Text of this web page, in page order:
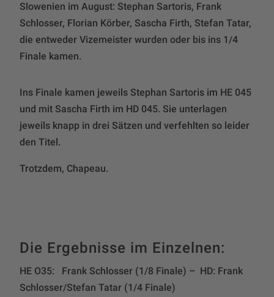
Slowenien im August: Stephan Sartoris, Frank
Schlosser, Florian Körber, Sascha Firth, Stefan Tatar,
die entweder Vizemeister wurden oder bis ins 1/4
Finale kamen.
Ins Finale kamen jeweils Stephan Sartoris im HE 045
und mit Sascha Firth im HD 045. Sie unterlagen
jeweils knapp in drei Sätzen und verfehlten so leider
den Titel.
Trotzdem, Chapeau.
Die Ergebnisse im Einzelnen:
HE O35: Frank Schlosser (1/8 Finale) – HD: Frank
Schlosser/Stefan Tatar (1/4 Finale)